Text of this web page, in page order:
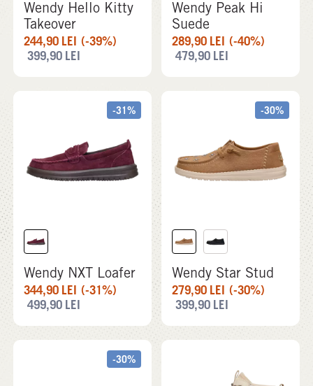
Wendy Hello Kitty
Takeover
244,90 LEI (-39%)
399,90 LEI
Wendy Peak Hi
Suede
289,90 LEI (-40%)
479,90 LEI
-31%
Wendy NXT Loafer
344,90 LEI (-31%)
499,90 LEI
-30%
Wendy Star Stud
279,90 LEI (-30%)
399,90 LEI
-30%